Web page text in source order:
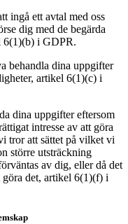
ingå ett avtal med oss
dig med de begärda
6(1)(b) i GDPR.
behandla dina uppgifter
artikel 6(1)(c) i
dina uppgifter eftersom
intresse av att göra
tror att sättet på vilket vi
större utsträckning
av dig, eller då det
det, artikel 6(1)(f) i